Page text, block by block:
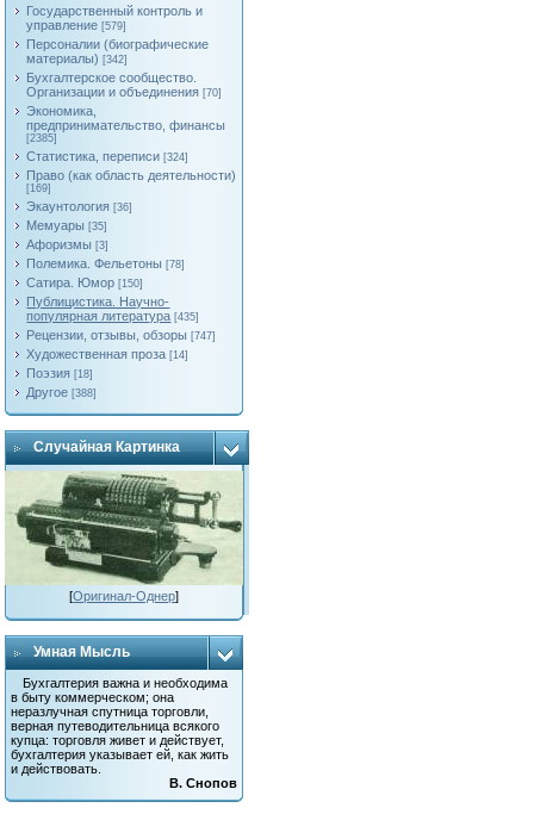
Государственный контроль и
управление [579]
Персоналии (биографические
материалы) [342]
Бухгалтерское сообщество.
Организации и объединения [70]
Экономика,
предпринимательство, финансы
[2385]
Статистика, переписи [324]
Право (как область деятельности)
[169]
Экаунтология [36]
Мемуары [35]
Афоризмы [3]
Полемика. Фельетоны [78]
Сатира. Юмор [150]
Публицистика. Научно-
популярная литература [435]
Рецензии, отзывы, обзоры [747]
Художественная проза [14]
Поэзия [18]
Другое [388]
Случайная Картинка
[Оригинал-Однер]
Умная Мысль
Бухгалтерия важна и необходима
в быту коммерческом; она
неразлучная спутница торговли,
верная путеводительница всякого
купца: торговля живет и действует,
бухгалтерия указывает ей, как жить
и действовать.
В. Снопов